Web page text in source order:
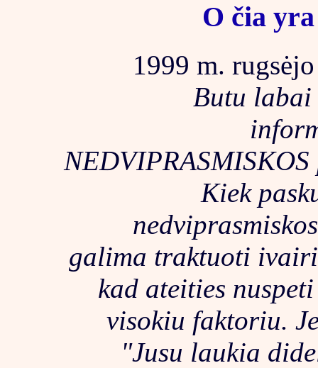
O čia
1999 m.
Butu labai
Kiek
galima traktuoti
kad ateities
visokiu faktoriu.
"Jusu laukia